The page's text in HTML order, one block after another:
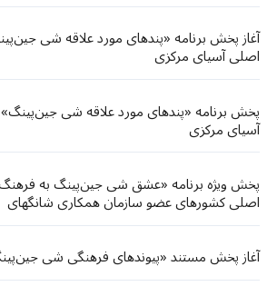
آغاز پخش برنامه «پندهای مورد علاقه شی
اصلی آسیای مرکزی
پخش برنامه «پندهای مورد علاقه شی
آسیای مرکزی
پخش ویژه برنامه «عشق شی جین‌پینگ به
اصلی کشورهای عضو سازمان همکاری شانگهای
آغاز پخش مستند «پیوندهای فرهنگی شی